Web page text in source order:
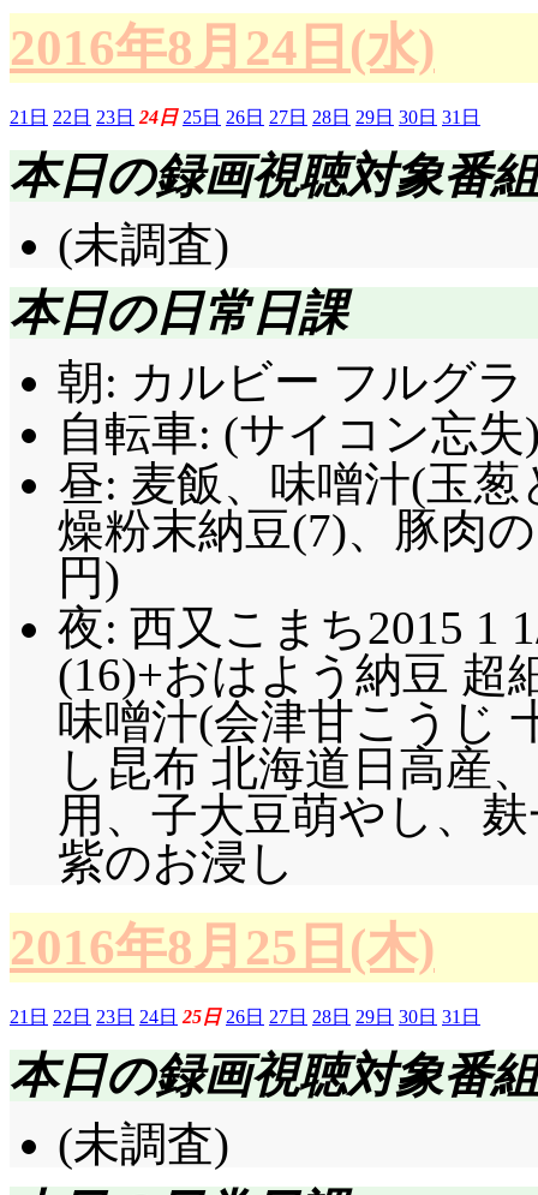
2016年8月24日(水)
21日 22日 23日 24日 25日 26日 27日 28日 29日 30日 31日
本日の録画視聴対象番組
(未調査)
本日の日常日課
朝: カルビー フルグラ
自転車: (サイコン忘失
昼: 麦飯、味噌汁(玉
燥粉末納豆(7)、豚肉
円)
夜: 西又こまち2015 1
(16)+おはよう納豆 超
味噌汁(会津甘こうじ
し昆布 北海道日高産
用、子大豆萌やし、
紫のお浸し
2016年8月25日(木)
21日 22日 23日 24日 25日 26日 27日 28日 29日 30日 31日
本日の録画視聴対象番組
(未調査)